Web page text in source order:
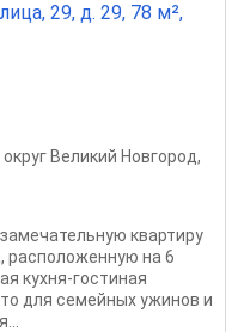
29, д. 29, 78 м²,
Великий Новгород,
квартиру
расположенную на 6
кухня-гостиная
для семейных ужинов и